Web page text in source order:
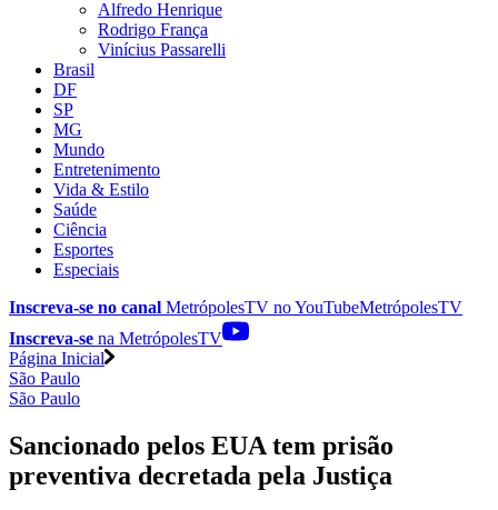
Alfredo Henrique
Rodrigo França
Vinícius Passarelli
Brasil
DF
SP
MG
Mundo
Entretenimento
Vida & Estilo
Saúde
Ciência
Esportes
Especiais
Inscreva-se no canal MetrópolesTV noYouTubeMetrópolesTV
Inscreva-se na MetrópolesTV
Página Inicial
São Paulo
São Paulo
Sancionado pelos EUA tem prisão
preventiva decretada pela Justiça